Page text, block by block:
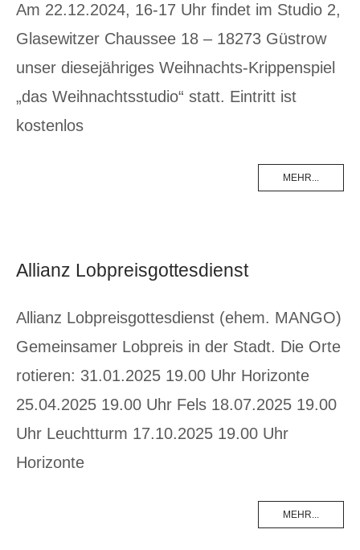
Am 22.12.2024, 16-17 Uhr findet im Studio 2,
Glasewitzer Chaussee 18 – 18273 Güstrow
unser diesejähriges Weihnachts-Krippenspiel
„das Weihnachtsstudio“ statt. Eintritt ist
kostenlos
MEHR...
Allianz Lobpreisgottesdienst
Allianz Lobpreisgottesdienst (ehem. MANGO)
Gemeinsamer Lobpreis in der Stadt. Die Orte
rotieren: 31.01.2025 19.00 Uhr Horizonte
25.04.2025 19.00 Uhr Fels 18.07.2025 19.00
Uhr Leuchtturm 17.10.2025 19.00 Uhr
Horizonte
MEHR...